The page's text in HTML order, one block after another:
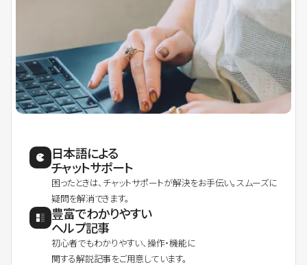
日本語による
チャットサポート
困ったときは、チャットサポートが解決をお手伝い。スムーズに
疑問を解消できます。
豊富でわかりやすい
ヘルプ記事
初心者でもわかりやすい、操作・機能に
関する解説記事をご用意しています。